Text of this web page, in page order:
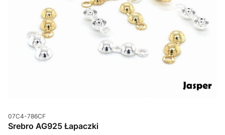
Kod produktu
07C4-786CF
Srebro AG925 Łapaczki